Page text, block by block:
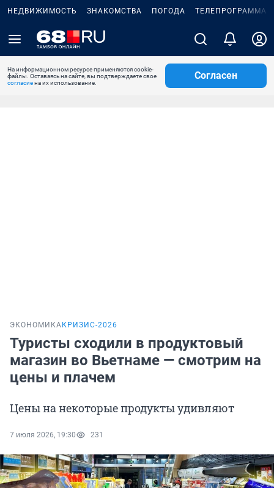
НЕДВИЖИМОСТЬ ЗНАКОМСТВА ПОГОДА ТЕЛЕПРОГРАММА
На информационном ресурсе применяются cookie-
файлы. Оставаясь на сайте, вы подтверждаете свое
согласиена их использование.
Согласен
ЭКОНОМИКА КРИЗИС-2026
Туристы сходили в продуктовый
магазин во Вьетнаме — смотрим на
цены и плачем
Цены на некоторые продукты удивляют
7 июля 2026, 19:30 231